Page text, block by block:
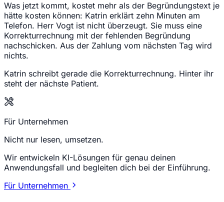
Was jetzt kommt, kostet mehr als der Begründungstext je
hätte kosten können: Katrin erklärt zehn Minuten am
Telefon. Herr Vogt ist nicht überzeugt. Sie muss eine
Korrekturrechnung mit der fehlenden Begründung
nachschicken. Aus der Zahlung vom nächsten Tag wird
nichts.
Katrin schreibt gerade die Korrekturrechnung. Hinter ihr
steht der nächste Patient.
Für Unternehmen
Nicht nur lesen, umsetzen.
Wir entwickeln KI-Lösungen für genau deinen
Anwendungsfall und begleiten dich bei der Einführung.
Für Unternehmen